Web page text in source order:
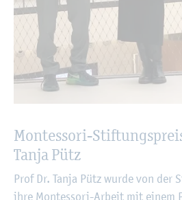
Montesso­ri-
Tanja Pütz
Prof Dr. Tanja Pütz wurde von
ihre Montesso­ri-Ar­beit mit einem